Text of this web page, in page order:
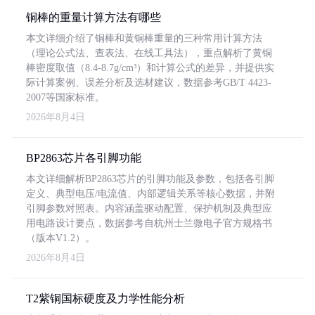
铜棒的重量计算方法有哪些
本文详细介绍了铜棒和黄铜棒重量的三种常用计算方法
（理论公式法、查表法、在线工具法），重点解析了黄铜
棒密度取值（8.4-8.7g/cm³）和计算公式的差异，并提供实
际计算案例、误差分析及选材建议，数据参考GB/T 4423-
2007等国家标准。
2026年8月4日
BP2863芯片各引脚功能
本文详细解析BP2863芯片的引脚功能及参数，包括各引脚
定义、典型电压/电流值、内部逻辑关系等核心数据，并附
引脚参数对照表。内容涵盖驱动配置、保护机制及典型应
用电路设计要点，数据参考自杭州士兰微电子官方规格书
（版本V1.2）。
2026年8月4日
T2紫铜国标硬度及力学性能分析